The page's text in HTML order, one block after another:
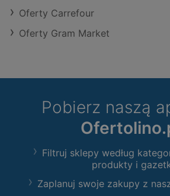
Oferty Carrefour
Oferty Gram Market
Pobierz naszą
Filtruj sklepy według
produkty i
Zaplanuj swoje zakupy z